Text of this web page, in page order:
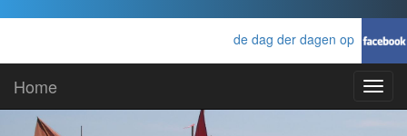
de dag der dagen op
Home